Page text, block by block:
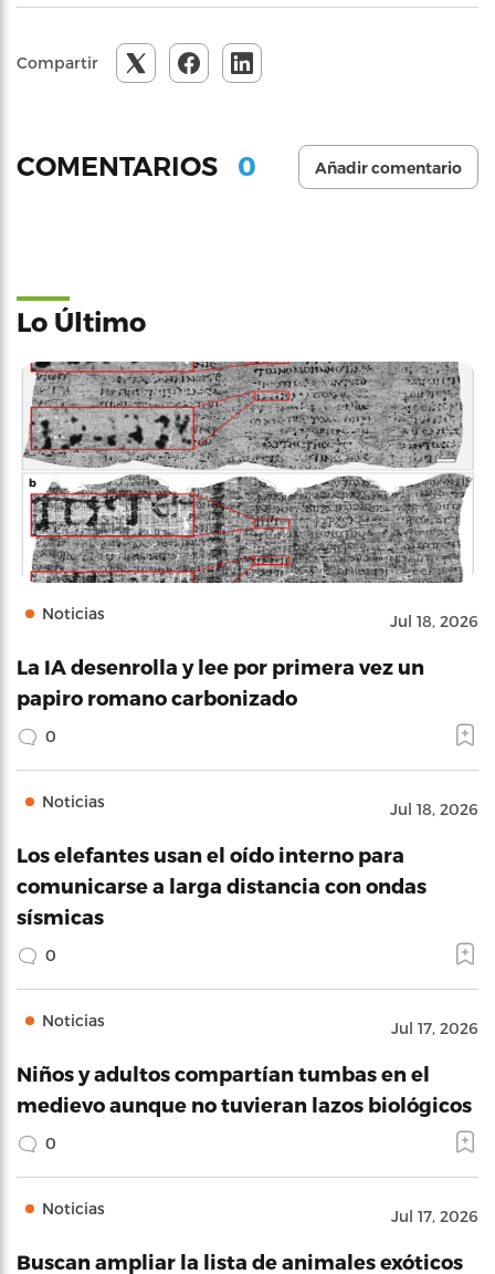
Compartir
COMENTARIOS 0 Añadir comentario
Lo Último
Noticias Jul 18, 2026
La IA desenrolla y lee por primera vez un
papiro romano carbonizado
0
Noticias Jul 18, 2026
Los elefantes usan el oído interno para
comunicarse a larga distancia con ondas
sísmicas
0
Noticias Jul 17, 2026
Niños y adultos compartían tumbas en el
medievo aunque no tuvieran lazos biológicos
0
Noticias Jul 17, 2026
Buscan ampliar la lista de animales exóticos